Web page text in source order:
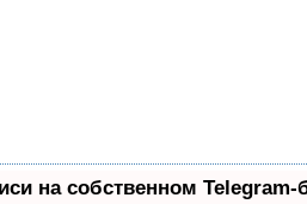
на собственном Telegram-